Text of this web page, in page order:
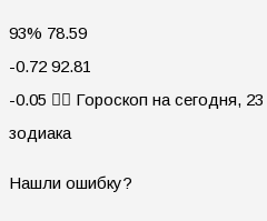
93% 78.59
-0.72 92.81
-0.05 🧙‍♀ Гороскоп на сегодня,
зодиака
Нашли ошибку?